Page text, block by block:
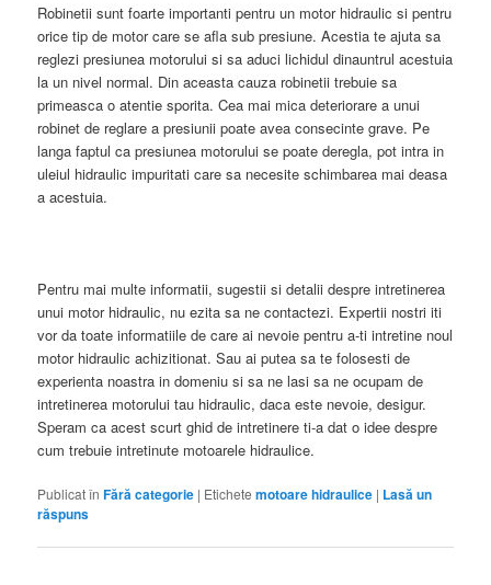
Robinetii sunt foarte importanti pentru un motor hidraulic si pentru
orice tip de motor care se afla sub presiune. Acestia te ajuta sa
reglezi presiunea motorului si sa aduci lichidul dinauntrul acestuia
la un nivel normal. Din aceasta cauza robinetii trebuie sa
primeasca o atentie sporita. Cea mai mica deteriorare a unui
robinet de reglare a presiunii poate avea consecinte grave. Pe
langa faptul ca presiunea motorului se poate deregla, pot intra in
uleiul hidraulic impuritati care sa necesite schimbarea mai deasa
a acestuia.
Pentru mai multe informatii, sugestii si detalii despre intretinerea
unui motor hidraulic, nu ezita sa ne contactezi. Expertii nostri iti
vor da toate informatiile de care ai nevoie pentru a-ti intretine noul
motor hidraulic achizitionat. Sau ai putea sa te folosesti de
experienta noastra in domeniu si sa ne lasi sa ne ocupam de
intretinerea motorului tau hidraulic, daca este nevoie, desigur.
Speram ca acest scurt ghid de intretinere ti-a dat o idee despre
cum trebuie intretinute motoarele hidraulice.
Publicat în Fără categorie | Etichete motoare hidraulice | Lasă un
răspuns